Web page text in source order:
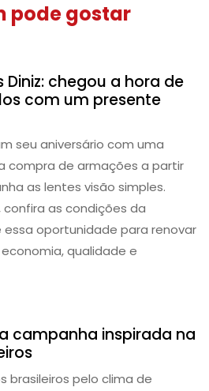
pode gostar
Diniz: chegou a hora de
com um presente
seu aniversário com uma
compra de armações a partir
as lentes visão simples.
as condições da
oportunidade para renovar
qualidade e
campanha inspirada na
brasileiros pelo clima de